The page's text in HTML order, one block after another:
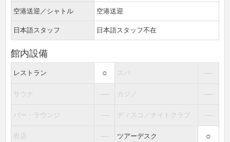
空港送迎／シャトル 空港送迎
日本語スタッフ 日本語スタッフ不在
館内設備
レストラン ○ スパ ―
サウナ ― カジノ ―
バー・ラウンジ ― ディスコ／ナイトクラブ ―
売店 ― ツアーデスク ○